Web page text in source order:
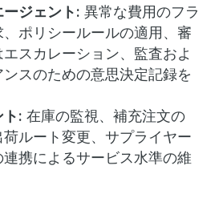
ジェント: 異常な費用のフラ
ポリシールールの適用、審
スカレーション、監査およ
スのための意思決定記録を
ト: 在庫の監視、補充注文の
ルート変更、サプライヤー
携によるサービス水準の維